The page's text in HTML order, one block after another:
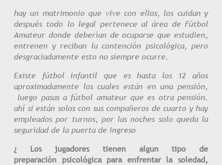
hay un matrimonio que vive con ellos, los cuidan y
después todo lo legal pertenece al área de Fútbol
Amateur donde deberían de ocuparse que estudien,
entrenen y reciban la contención psicológica, pero
desgraciadamente esto no siempre ocurre.
Existe fútbol infantil que es hasta los 12 años
aproximadamente los cuales están en una pensión,
luego pasas a fútbol amateur que es otra pensión.
ahí si están solos con sus compañeros de cuarto y hay
empleados por turnos, por las noches solo queda la
seguridad de la puerta de ingreso
¿ Los jugadores tienen algun tipo de
preparación psicológica para enfrentar la soledad,